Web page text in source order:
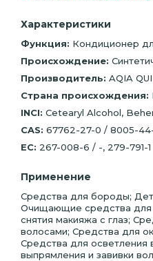
Характеристики
Функция: Кондиционер
Происхождение:
Производитель: AQIA
Страна происхождения:
INCI: Cetearyl Alcohol,
CAS: 67762-27-0 / 8005-44-
EC: 267-008-6 / -, 279-791-1
Применение
Средства для бороды;
Очищающие средства для
снятия макияжа с глаз;
волосами; Средства для
Средства для осветления
выпрямления и завивки